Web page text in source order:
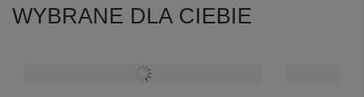
WYBRANE DLA CIEBIE